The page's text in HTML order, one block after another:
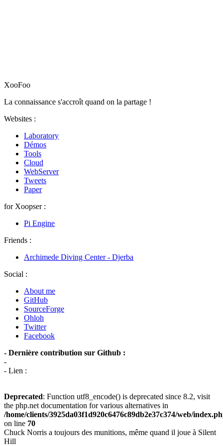
XooFoo
La connaissance s'accroît quand on la partage !
Websites :
Laboratory
Démos
Tools
Cloud
WebServer
Tweets
Paper
for Xoopser :
Pi Engine
Friends :
Archimede Diving Center - Djerba
Social :
About me
GitHub
SourceForge
Ohloh
Twitter
Facebook
- Dernière contribution sur Github :
-
- Lien :
Deprecated: Function utf8_encode() is deprecated since 8.2, visit
the php.net documentation for various alternatives in
/home/clients/3925da03f1d920c6476c89db2e37c374/web/
on line 70
Chuck Norris a toujours des munitions, même quand il joue à Silent
Hill